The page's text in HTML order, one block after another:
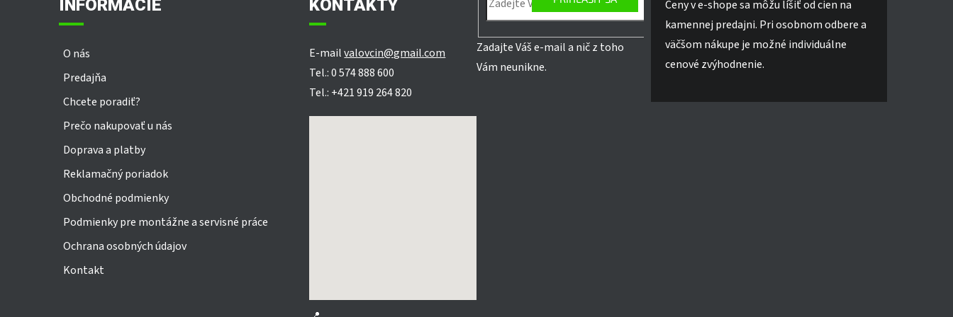
INFORMÁCIE
O nás
Predajňa
Chcete poradiť?
Prečo nakupovať u nás
Doprava a platby
Reklamačný poriadok
Obchodné podmienky
Podmienky pre montážne a servisné práce
Ochrana osobných údajov
Kontakt
KONTAKTY
E-mailvalovcin@gmail.com
Tel.: 0 574 888 600
Tel.: +421 919 264 820
Zadajte Váš e-mail a nič z toho
Vám neunikne.
Ceny v e-shope sa môžu líšiť od cien na
kamennej predajni. Pri osobnom odbere a
väčšom nákupe je možné individuálne
cenové zvýhodnenie.